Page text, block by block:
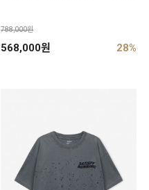
788,000원
568,000원 28%